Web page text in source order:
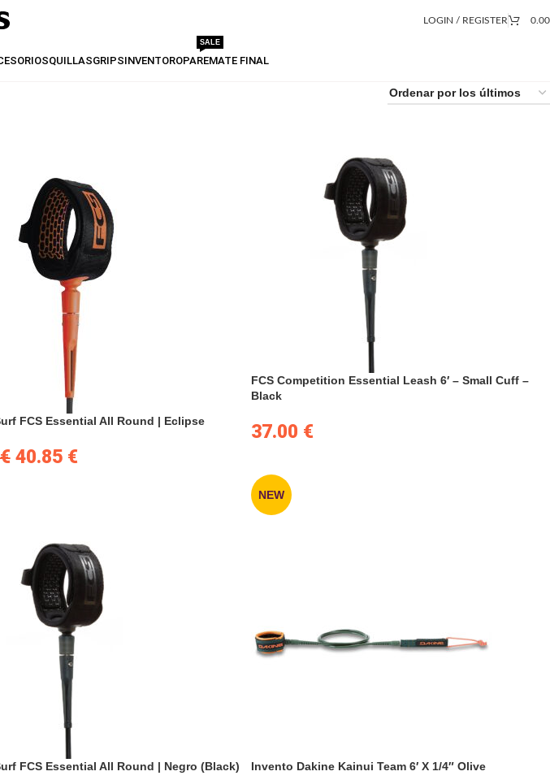
LOGIN / REGISTER
QUILLASGRIPSINVENTOROPAREMATE FINAL
SALE
FCS Essential All Round | Eclipse
€ 40.85 €
FCS Competition Essential Leash 6′ – Small Cuff –
Black
37.00 €
FCS Essential All Round | Negro (Black)
NEW
Invento Dakine Kainui Team 6′ X 1/4″ Olive